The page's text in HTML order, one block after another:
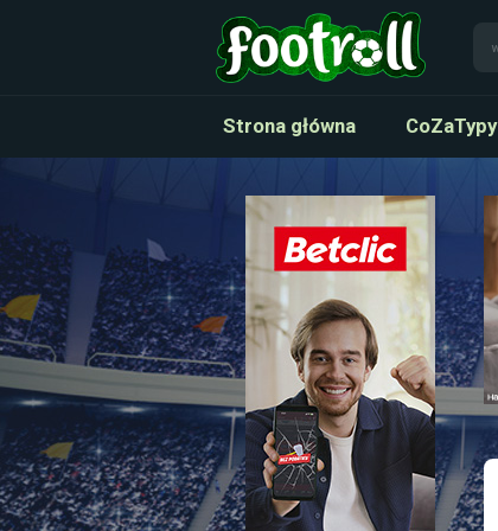
Strona główna CoZaTypy